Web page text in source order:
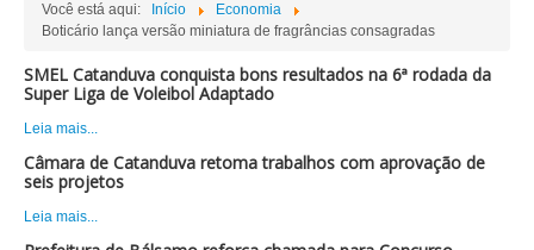
Você está aqui: Início
Economia
Boticário lança versão miniatura de fragrâncias consagradas
SMEL Catanduva conquista bons resultados na 6ª rodada da
Super Liga de Voleibol Adaptado
Leia mais...
Câmara de Catanduva retoma trabalhos com aprovação de
seis projetos
Leia mais...